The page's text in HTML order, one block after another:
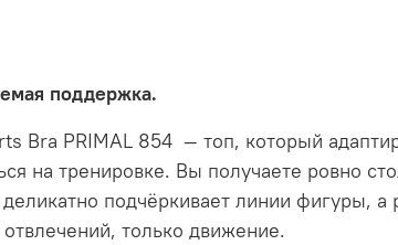
поддержка.
Bra PRIMAL 854 — топ, который
на тренировке. Вы получаете ровно
подчёркивает линии фигуры,
только движение.